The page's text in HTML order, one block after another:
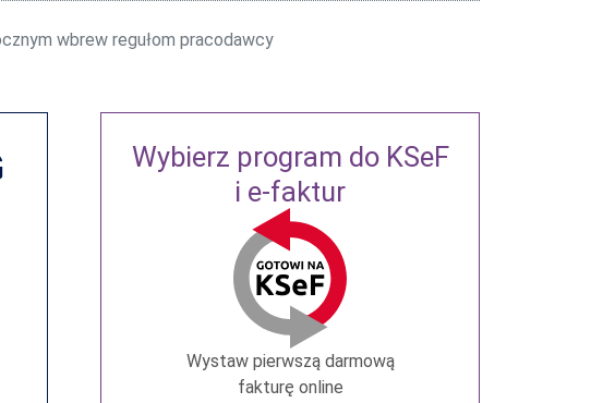
wbrew regułom pracodawcy
Wybierz program do KSeF
i e-faktur
Wystaw pierwszą darmową
fakturę online